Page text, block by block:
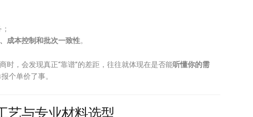
成本控制和批次一致性。
，会发现真正“靠谱”的差距，往往就体现在是否能听懂你的需
个单价了事。
艺与专业材料选型